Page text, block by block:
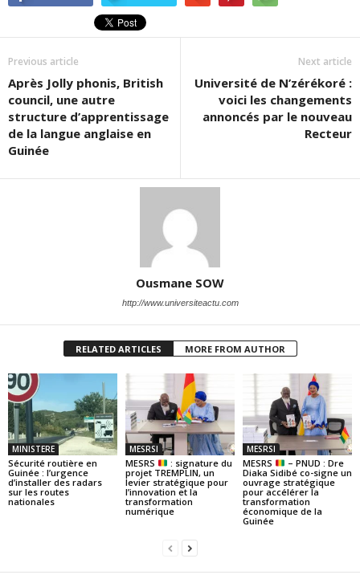
Previous article
Après Jolly phonis, British
council, une autre
structure d’apprentissage
de la langue anglaise en
Guinée
Next article
Université de N’zérékoré :
voici les changements
annoncés par le nouveau
Recteur
Ousmane SOW
http://www.universiteactu.com
RELATED ARTICLES MORE FROM AUTHOR
MINISTERE
Sécurité routière en
Guinée : l’urgence
d’installer des radars
sur les routes
nationales
MESRSI
MESRS
: signature du
projet TREMPLIN, un
levier stratégique pour
l’innovation et la
transformation
numérique
MESRSI
MESRS
– PNUD : Dre
Diaka Sidibé co-signe un
ouvrage stratégique
pour accélérer la
transformation
économique de la
Guinée